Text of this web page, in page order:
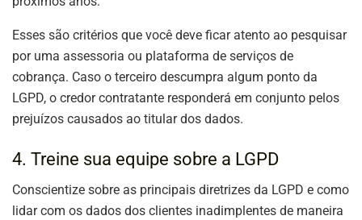
Esses são critérios que você deve ficar atento ao pesquisar
por uma assessoria ou plataforma de serviços de
cobrança. Caso o terceiro descumpra algum ponto da
LGPD, o credor contratante responderá em conjunto pelos
prejuízos causados ao titular dos dados.
4. Treine sua equipe sobre a LGPD
Conscientize sobre as principais diretrizes da LGPD e como
lidar com os dados dos clientes inadimplentes de maneira